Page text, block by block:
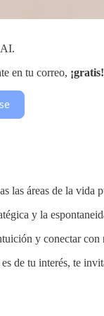
en tu correo, ¡gratis!
las áreas de la
y la
y conectar con
de tu interés, te